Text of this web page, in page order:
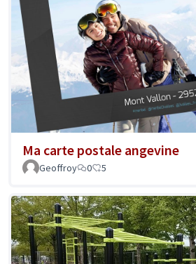
Ma carte postale angevine
Geoffroy
0 5